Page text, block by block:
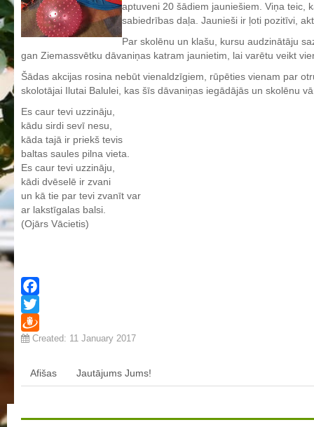
Aktualizētais pašvērtējuma ziņojums 2024
Aktualizētais pašvērtējuma ziņojums 2025
BPVV attīstības un investīciju stratēģijas plāns
Investīciju un attīstības stratēģija
Skolas internāts
Biedrība
BPVV ciklogramma
Nolikums
Konvents
Latvijas Koks "Biedra sertifikāts"
Vispārējās izglītības programmas
Valsts aizsardzības mācību programma
Profesionālās izglītības programmas
Kokizstrādājumu izgatavošana
Bērnu aprūpe
aptuveni 20 šādiem jauniešiem. Viņa teic,
sabiedrības daļa. Jaunieši ir ļoti pozitīvi,
Par skolēnu un klašu, kursu audzinātāju
gan Ziemassvētku dāvaniņas katram jaunietim, lai varētu veikt
Šādas akcijas rosina nebūt vienaldzīgiem, rūpēties vienam par
skolotājai Ilutai Balulei, kas šīs dāvaniņas iegādājās un skolēnu
Es caur tevi uzzināju,
kādu sirdi sevī nesu,
kāda tajā ir priekš tevis
baltas saules pilna vieta.
Es caur tevi uzzināju,
kādi dvēselē ir zvani
un kā tie par tevi zvanīt var
ar lakstīgalas balsi.
(Ojārs Vācietis)
Facebook
Twitter
Draugiem
Created: 11 January 2017
Afišas Jautājums Jums!